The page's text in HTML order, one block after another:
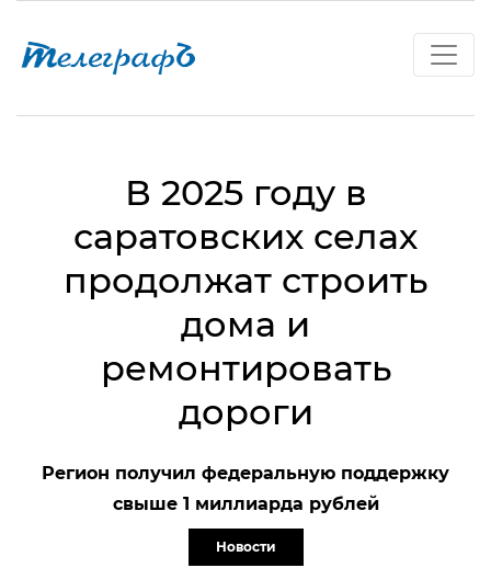
В 2025 году в
саратовских селах
продолжат строить
дома и
ремонтировать
дороги
Регион получил федеральную поддержку
свыше 1 миллиарда рублей
Новости